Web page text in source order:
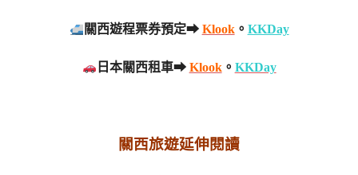
關西遊程票券預定➡ Klook。 KKDay
日本關西租車➡ Klook。 KKDay
關西旅遊延伸閱讀